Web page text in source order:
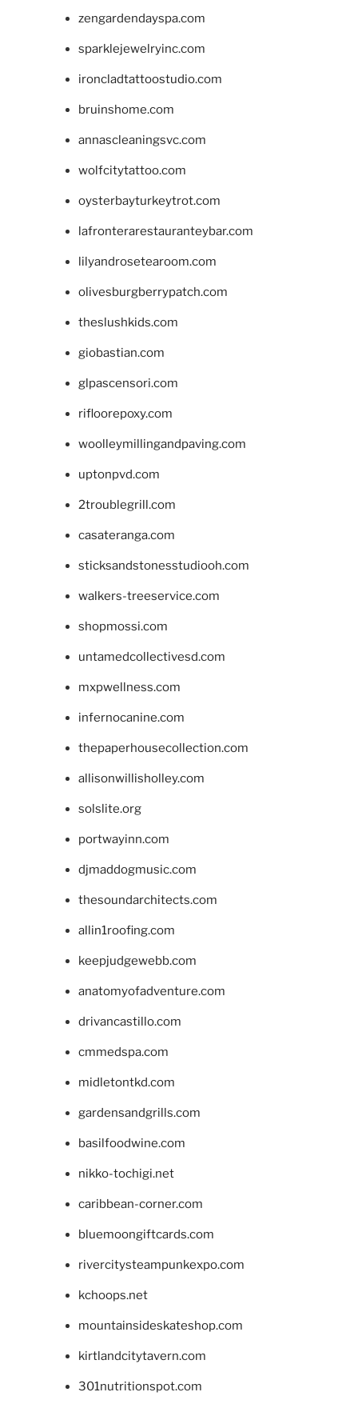
zengardendayspa.com
sparklejewelryinc.com
ironcladtattoostudio.com
bruinshome.com
annascleaningsvc.com
wolfcitytattoo.com
oysterbayturkeytrot.com
lafronterarestauranteybar.com
lilyandrosetearoom.com
olivesburgberrypatch.com
theslushkids.com
giobastian.com
glpascensori.com
rifloorepoxy.com
woolleymillingandpaving.com
uptonpvd.com
2troublegrill.com
casateranga.com
sticksandstonesstudiooh.com
walkers-treeservice.com
shopmossi.com
untamedcollectivesd.com
mxpwellness.com
infernocanine.com
thepaperhousecollection.com
allisonwillisholley.com
solslite.org
portwayinn.com
djmaddogmusic.com
thesoundarchitects.com
allin1roofing.com
keepjudgewebb.com
anatomyofadventure.com
drivancastillo.com
cmmedspa.com
midletontkd.com
gardensandgrills.com
basilfoodwine.com
nikko-tochigi.net
caribbean-corner.com
bluemoongiftcards.com
rivercitysteampunkexpo.com
kchoops.net
mountainsideskateshop.com
kirtlandcitytavern.com
301nutritionspot.com